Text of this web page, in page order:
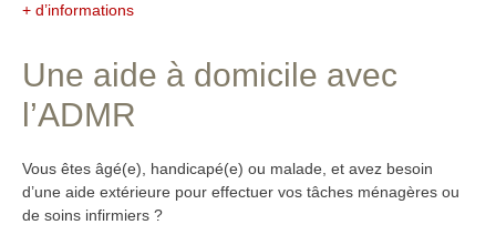
+ d’informations
Une aide à domicile avec
l’ADMR
Vous êtes âgé(e), handicapé(e) ou malade, et avez besoin
d’une aide extérieure pour effectuer vos tâches ménagères ou
de soins infirmiers ?